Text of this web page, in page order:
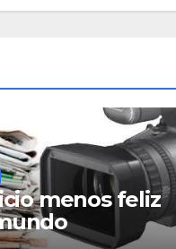
menos feliz